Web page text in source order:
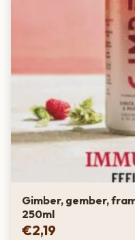
Gimber, gember,
250ml
€2,19